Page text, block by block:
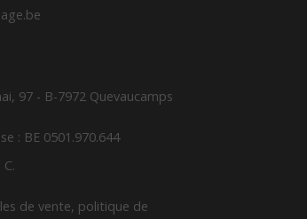
97 - B-7972 Quevaucamps
: BE 0501.970.644
de vente, politique de